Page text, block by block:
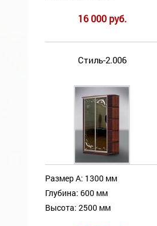
16 000 руб.
Стиль-2.006
Размер А: 1300 мм
Глубина: 600 мм
Высота: 2500 мм